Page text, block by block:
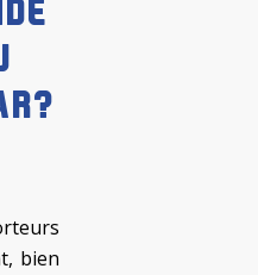
bien